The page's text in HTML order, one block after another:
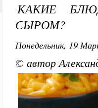
КАКИЕ
СЫРОМ?
Понедельник, 19
© автор